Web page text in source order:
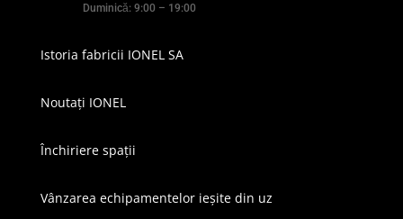
Duminică: 9:00 – 19:00
Istoria fabricii IONEL SA
Noutați IONEL
Închiriere spații
Vânzarea echipamentelor ieșite din uz